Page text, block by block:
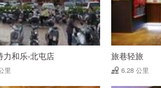
力和乐-北屯店
里
旅巷轻旅
6.28 公里